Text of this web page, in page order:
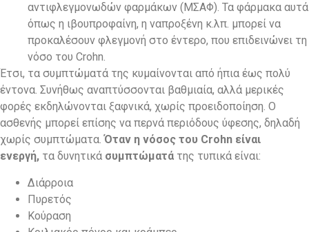
αντιφλεγμονωδών φαρμάκων (ΜΣΑΦ). Τα φάρμακα αυτά
όπως η ιβουπροφαίνη, η ναπροξένη κ.λπ. μπορεί να
προκαλέσουν φλεγμονή στο έντερο, που επιδεινώνει τη
νόσο του Crohn.
Έτσι, τα συμπτώματά της κυμαίνονται από ήπια έως πολύ
έντονα. Συνήθως αναπτύσσονται βαθμιαία, αλλά μερικές
φορές εκδηλώνονται ξαφνικά, χωρίς προειδοποίηση. Ο
ασθενής μπορεί επίσης να περνά περιόδους ύφεσης, δηλαδή
χωρίς συμπτώματα.Όταν η νόσος του Crohn είναι
ενεργή, τα δυνητικά συμπτώματά της τυπικά είναι:
Διάρροια
Πυρετός
Κούραση